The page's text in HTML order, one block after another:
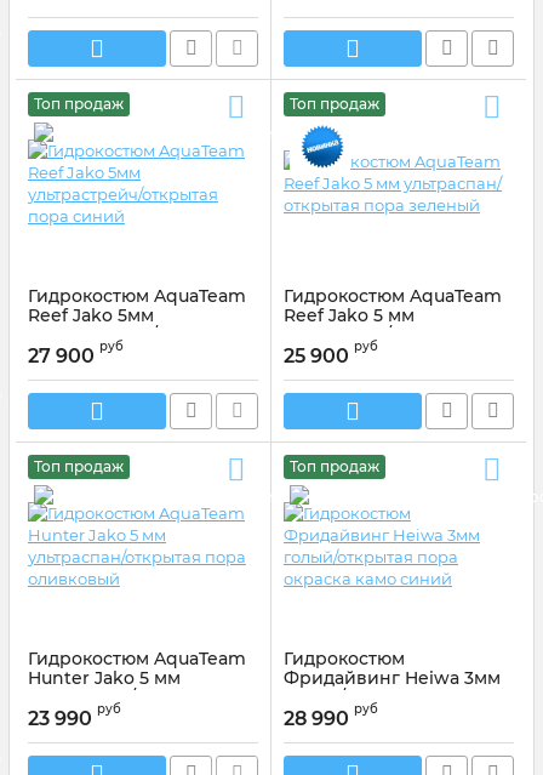
Топ продаж
Гидрокостюм AquaTeam
Reef Jako 5мм
ультрастрейч/открытая
пора синий
Артикул:Артикул:0120
27 900 руб
Топ продаж
Гидрокостюм AquaTeam
Reef Jako 5 мм
ультраспан/открытая
пора зеленый
25 900 руб
Топ продаж
Гидрокостюм AquaTeam
Hunter Jako 5 мм
ультраспан/открытая
пора оливковый
23 990 руб
Топ продаж
Гидрокостюм
Фридайвинг Heiwa 3мм
голый/открытая пора
окраска камо синий
28 990 руб